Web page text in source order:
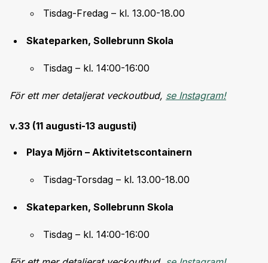
Tisdag-Fredag – kl. 13.00-18.00
Skateparken, Sollebrunn Skola
Tisdag – kl. 14:00-16:00
För ett mer detaljerat veckoutbud, se Instagram!
v.33 (11 augusti-13 augusti)
Playa Mjörn – Aktivitetscontainern
Tisdag-Torsdag – kl. 13.00-18.00
Skateparken, Sollebrunn Skola
Tisdag – kl. 14:00-16:00